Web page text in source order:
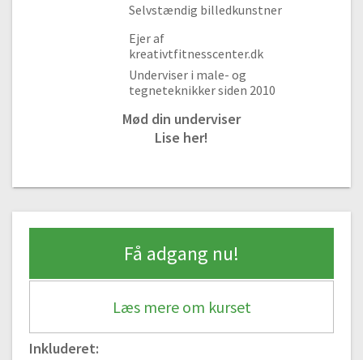
Selvstændig billedkunstner
Ejer af
kreativtfitnesscenter.dk
Underviser i male- og
tegneteknikker siden 2010
Mød din underviser
Lise her!
Få adgang nu!
Læs mere om kurset
Inkluderet:
Basisfigurer | Modul 2
#3 Sådan tegner du basisfigurerne
#4 Firkanter og forsvindigspunktet
02:50
#6 Sådan tegner du perfekte cirkler og kugler
04:46
Farver og skygger | Modul 3
02:06
#8 Toner